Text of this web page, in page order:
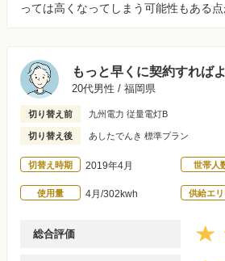
っては高くなってしまう可能性もある点
もっと早くに契約すれば
20代男性 / 福岡県
切り替え前 九州電力 従量電灯B
切り替え後 あしたでんき 標準プラン
切替え時期 2019年4月 世帯人
使用量 4月/302kwh 供給エ
総合評価